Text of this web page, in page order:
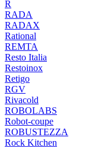
R
RADA
RADAX
Rational
REMTA
Resto Italia
Restoinox
Retigo
RGV
Rivacold
ROBOLABS
Robot-coupe
ROBUSTEZZA
Rock Kitchen